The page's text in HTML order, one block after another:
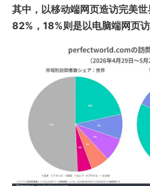
其中，以移动端网页造访完美
82%，18%则是以电脑端网页访